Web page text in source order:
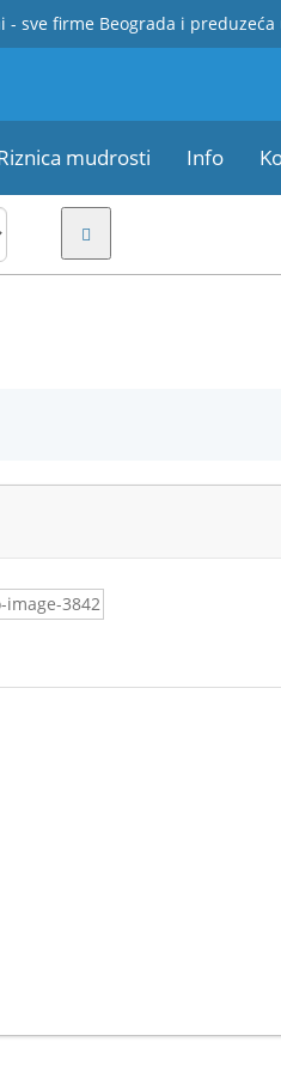
sve firme Beograda i
mudrosti Info